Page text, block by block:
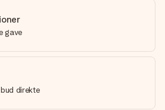
gave
direkte